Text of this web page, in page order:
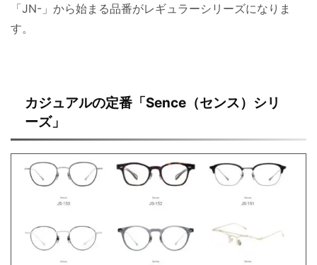
「JN-」から始まる品番がレギュラーシリーズになりま
す。
カジュアルの定番「Sence（センス）シリ
ーズ」